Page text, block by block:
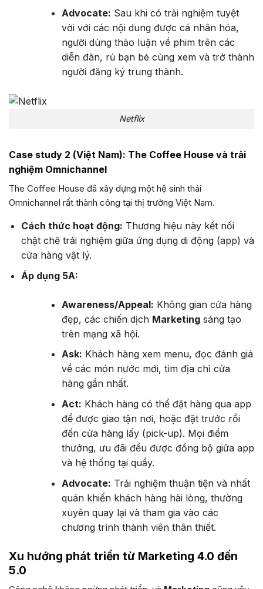
Advocate: Sau khi có trải nghiệm tuyệt
vời với các nội dung được cá nhân hóa,
người dùng thảo luận về phim trên các
diễn đàn, rủ bạn bè cùng xem và trở thành
người đăng ký trung thành.
Netflix
Case study 2 (Việt Nam): The Coffee House và trải
nghiệm Omnichannel
The Coffee House đã xây dựng một hệ sinh thái
Omnichannel rất thành công tại thị trường Việt Nam.
Cách thức hoạt động: Thương hiệu này kết nối
chặt chẽ trải nghiệm giữa ứng dụng di động (app) và
cửa hàng vật lý.
Áp dụng 5A:
Awareness/Appeal: Không gian cửa hàng
đẹp, các chiến dịch Marketingsáng tạo
trên mạng xã hội.
Ask: Khách hàng xem menu, đọc đánh giá
về các món nước mới, tìm địa chỉ cửa
hàng gần nhất.
Act: Khách hàng có thể đặt hàng qua app
để được giao tận nơi, hoặc đặt trước rồi
đến cửa hàng lấy (pick-up). Mọi điểm
thưởng, ưu đãi đều được đồng bộ giữa app
và hệ thống tại quầy.
Advocate: Trải nghiệm thuận tiện và nhất
quán khiến khách hàng hài lòng, thường
xuyên quay lại và tham gia vào các
chương trình thành viên thân thiết.
Xu hướng phát triển từ Marketing 4.0 đến
5.0